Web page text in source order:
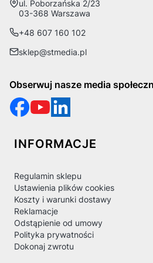
Adres:
ul. Poborzańska 2/23
03-368 Warszawa
+48 607 160 102
sklep@stmedia.pl
Obserwuj nasze media
Linki w stopce
INFORMACJE
Regulamin sklepu
Ustawienia plików cookies
Koszty i warunki dostawy
Reklamacje
Odstąpienie od umowy
Polityka prywatności
Dokonaj zwrotu